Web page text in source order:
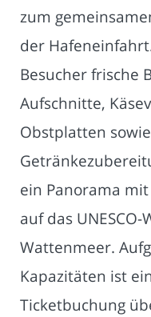
zum
der
Besucher frische
Aufschnitte,
Obstplatten
ein Panorama
auf das
Wattenmeer.
Kapazitäten ist
Ticketbuchung